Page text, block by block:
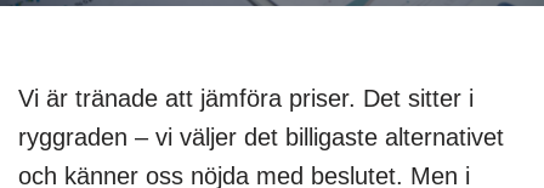
Vi är tränade att jämföra priser. Det sitter i
ryggraden – vi väljer det billigaste alternativet
och känner oss nöjda med beslutet. Men i